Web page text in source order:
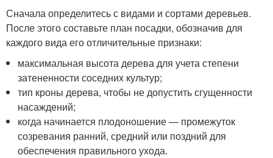
Сначала определитесь с видами и сортами деревьев.
После этого составьте план посадки, обозначив для
каждого вида его отличительные признаки:
максимальная высота дерева для учета степени
затененности соседних культур;
тип кроны дерева, чтобы не допустить сгущенности
насаждений;
когда начинается плодоношение — промежуток
созревания ранний, средний или поздний для
обеспечения правильного ухода.